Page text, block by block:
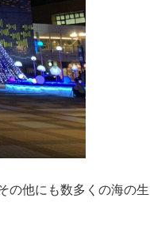
の他にも数多くの海の生